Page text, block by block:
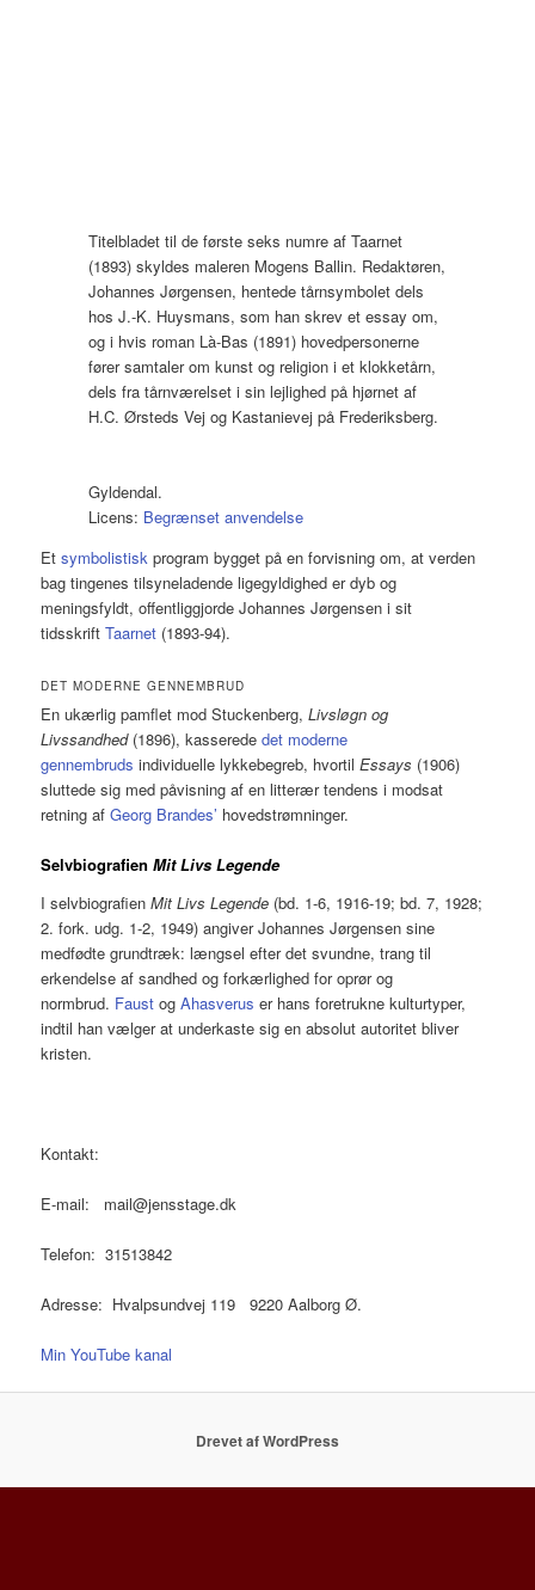
Titelbladet til de første seks numre af Taarnet
(1893) skyldes maleren Mogens Ballin. Redaktøren,
Johannes Jørgensen, hentede tårnsymbolet dels
hos J.-K. Huysmans, som han skrev et essay om,
og i hvis roman Là-Bas (1891) hovedpersonerne
fører samtaler om kunst og religion i et klokketårn,
dels fra tårnværelset i sin lejlighed på hjørnet af
H.C. Ørsteds Vej og Kastanievej på Frederiksberg.
Gyldendal.
Licens: Begrænset anvendelse
Etsymbolistisk program bygget på en forvisning om, at verden
bag tingenes tilsyneladende ligegyldighed er dyb og
meningsfyldt, offentliggjorde Johannes Jørgensen i sit
tidsskriftTaarnet (1893-94).
DET MODERNE GENNEMBRUD
En ukærlig pamflet mod Stuckenberg,Livsløgn og
Livssandhed(1896), kasserededet moderne
gennembruds individuelle lykkebegreb, hvortilEssays (1906)
sluttede sig med påvisning af en litterær tendens i modsat
retning afGeorg Brandes’ hovedstrømninger.
SelvbiografienMit Livs Legende
I selvbiografienMit Livs Legende (bd. 1-6, 1916-19; bd. 7, 1928;
2. fork. udg. 1-2, 1949) angiver Johannes Jørgensen sine
medfødte grundtræk: længsel efter det svundne, trang til
erkendelse af sandhed og forkærlighed for oprør og
normbrud. Faust ogAhasverus er hans foretrukne kulturtyper,
indtil han vælger at underkaste sig en absolut autoritet bliver
kristen.
Kontakt:
E-mail: mail@jensstage.dk
Telefon: 31513842
Adresse: Hvalpsundvej 119 9220 Aalborg Ø.
Min YouTube kanal
Drevet af WordPress